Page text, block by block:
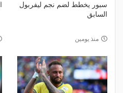
سبور يخطط لضم نجم ليفربول
السابق
منذ يومين